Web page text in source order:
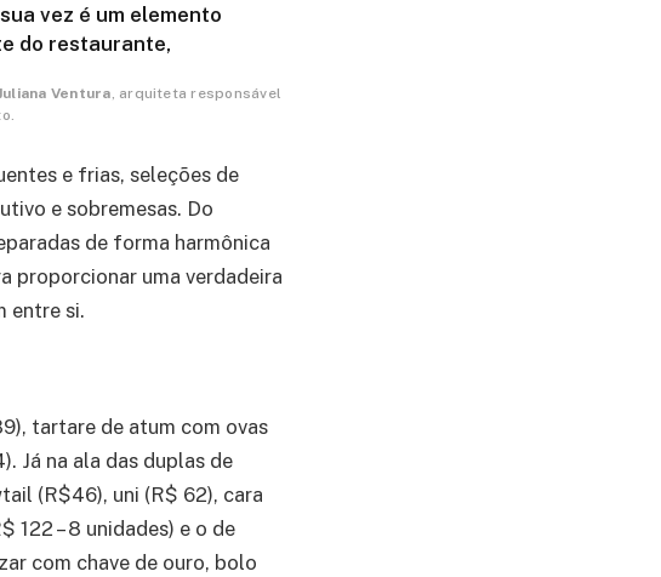
vez é um elemento
do restaurante,
Ventura, arquiteta responsável
e frias, seleções de
e sobremesas. Do
de forma harmônica
proporcionar uma verdadeira
entre si.
tartare de atum com ovas
Já na ala das duplas de
(R$46), uni (R$ 62), cara
122 – 8 unidades) e o de
com chave de ouro, bolo